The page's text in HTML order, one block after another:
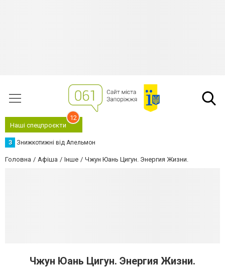
Наші спецпроєкти
12
З Знижкотижні від Апельмон
Головна Афіша Інше Чжун Юань Цигун. Энергия Жизни.
Чжун Юань Цигун. Энергия Жизни.